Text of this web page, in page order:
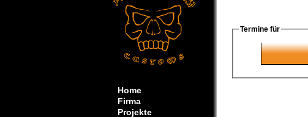
Home
Firma
Projekte
Termine für